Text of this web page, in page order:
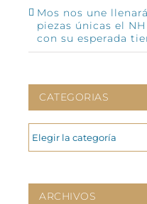
Mos nos une
piezas únicas el
con su esperada
CATEGORIAS
CATEGORIAS
ARCHIVOS